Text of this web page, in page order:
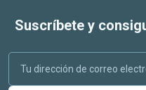
Suscríbete y